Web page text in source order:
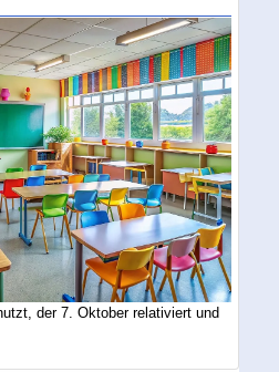
der 7. Oktober relativiert und